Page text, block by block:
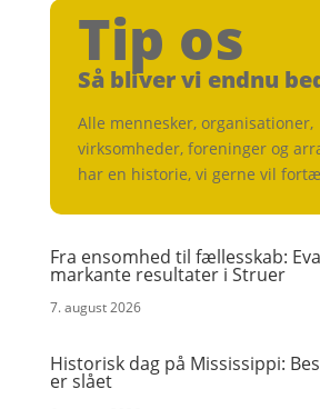
Tip os
Så bliver vi endnu
Alle mennesker, organisationer,
virksomheder, foreninger og
har en historie, vi gerne vil
Fra ensomhed til fællesskab:
markante resultater i Struer
7. august 2026
Historisk dag på Mississippi:
er slået